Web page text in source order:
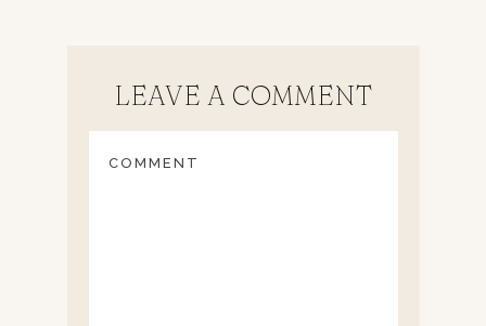
LEAVE A COMMENT